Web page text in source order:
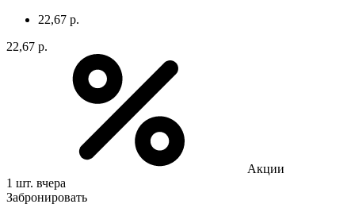
22,67 р.
22,67 р.
Акции
1 шт. вчера
Забронировать